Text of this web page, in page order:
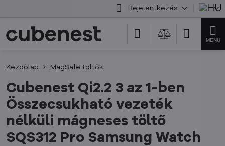
Bejelentkezés
Kezdőlap MagSafe töltők
Cubenest Qi2.2 3 az 1-ben
Összecsukható vezeték
nélküli mágneses töltő
SQS312 Pro Samsung Watch